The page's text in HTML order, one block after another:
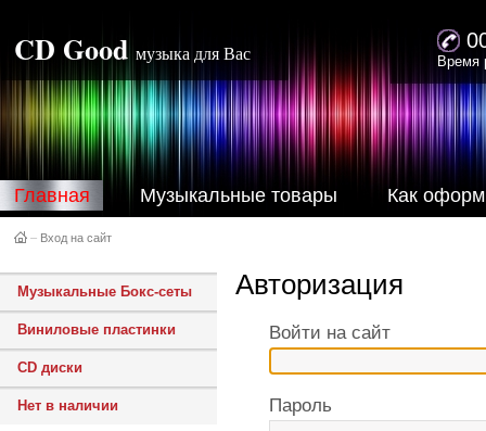
CD Good музыка для Вас Время
Главная Музыкальные товары Как
– Вход на сайт
Музыкальные Бокс-сеты
Виниловые пластинки
CD диски
Нет в наличии
Авторизация
Войти на сайт
Пароль